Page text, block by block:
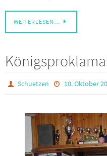
WEITERLESEN…
Schuetzen 10. Oktober